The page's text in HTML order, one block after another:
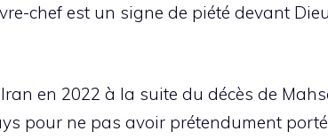
chef est un signe de piété devant
en 2022 à la suite du décès de
pour ne pas avoir prétendument